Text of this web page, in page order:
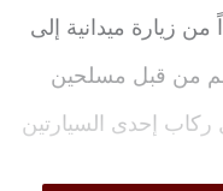
من زيارة ميدانية إلى
من قبل مسلحين
ركاب إحدى السيارتين